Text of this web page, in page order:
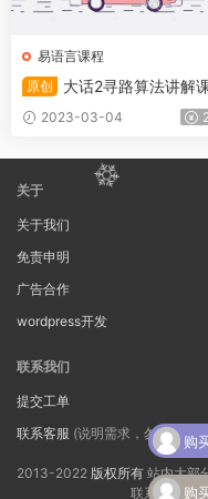
易语言课程
原创
大话2寻路算法讲解
2023-03-04
关于
关于我们
免责申明
广告合作
wordpress开发
联系我们
提交工单
联系客服 (说明需求，勿问在否)
2013-2022 版权所有 站内大部
联系我们删
购
了
购